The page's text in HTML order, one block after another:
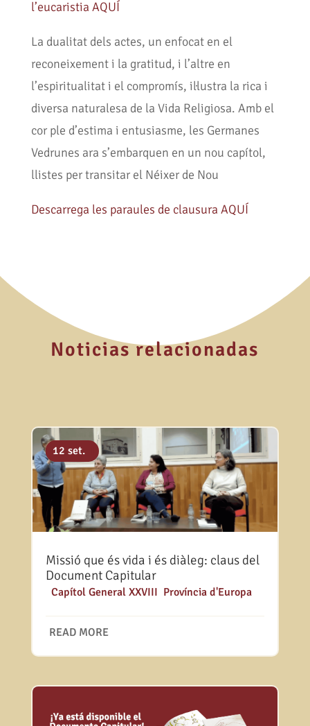
l’eucaristia AQUÍ
La dualitat dels actes, un enfocat en el
reconeixement i la gratitud, i l’altre en
l’espiritualitat i el compromís, il·lustra la rica i
diversa naturalesa de la Vida Religiosa. Amb el
cor ple d’estima i entusiasme, les Germanes
Vedrunes ara s’embarquen en un nou capítol,
llistes per transitar el Néixer de Nou
Descarrega les paraules de clausura AQUÍ
Noticias relacionadas
Missió que és vida i és diàleg: claus del
Document Capitular
18 març
Capítol General XXVIII Província d'Europa
READ MORE
18 des.
12 set.